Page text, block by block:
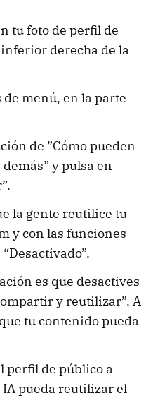
tu foto de perfil de
derecha de la
de menú, en la parte
de ”Cómo pueden
y pulsa en
la gente reutilice tu
y con las funciones
es que desactives
y reutilizar”. A
tu contenido pueda
perfil de público a
pueda reutilizar el